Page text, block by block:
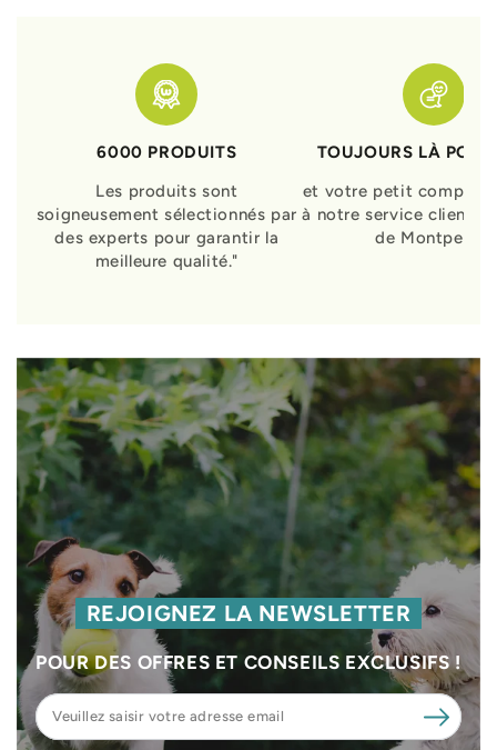
6000 PRODUITS
Les produits sont
soigneusement sélectionnés par
des experts pour garantir la
meilleure qualité."
TOUJOURS LÀ
et votre petit
à notre service clients
de Montpellier
REJOIGNEZ LA NEWSLETTER
POUR DES OFFRES ET CONSEILS EXCLUSIFS !
Veuillez
saisir